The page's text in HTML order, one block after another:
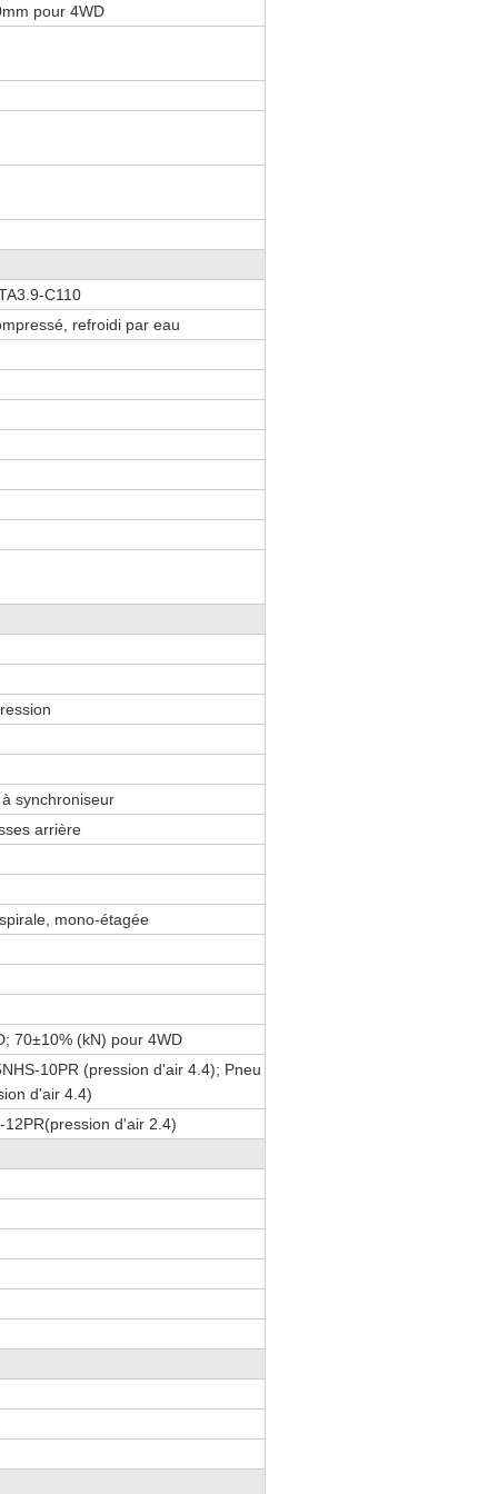
pour 4WD
C110
refroidi par eau
synchroniseur
arrière
mono-étagée
70±10% (kN) pour 4WD
10PR (pression d'air 4.4); Pneu
d'air 4.4)
d'air 2.4)